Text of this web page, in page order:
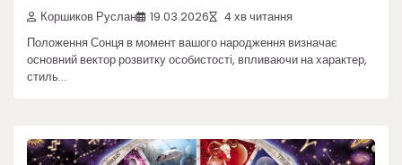
Коршиков Руслан 19.03.2026 4 хв читання
Положення Сонця в момент вашого народження визначає
основний вектор розвитку особистості, впливаючи на характер,
стиль…